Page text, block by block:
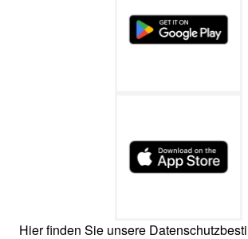
Hier finden Sie unsere